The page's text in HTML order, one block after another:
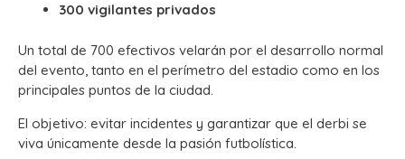
300 vigilantes privados
Un total de 700 efectivos velarán por el desarrollo normal
del evento, tanto en el perímetro del estadio como en los
principales puntos de la ciudad.
El objetivo: evitar incidentes y garantizar que el derbi se
viva únicamente desde la pasión futbolística.